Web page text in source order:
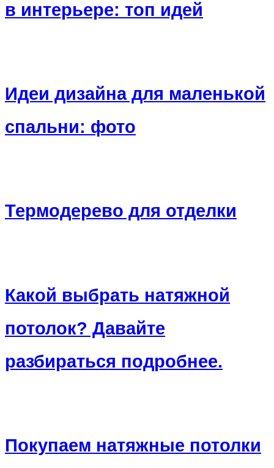
в интерьере: топ идей
Идеи дизайна для маленькой
спальни: фото
Термодерево для отделки
Какой выбрать натяжной
потолок? Давайте
разбираться подробнее.
Покупаем натяжные потолки